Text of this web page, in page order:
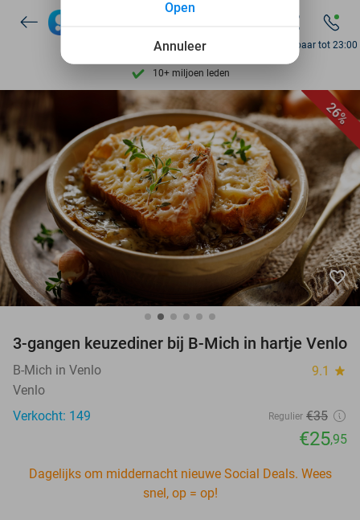
9,4 op basis van206.453 reviews
Ontdek 15.000+ deals
7 dagen per week beschikbaar
10+ miljoen leden
Bereikbaar tot 23:00
26%
favorite_border
3-gangen keuzediner bij B-Mich in hartje Venlo
B-Mich in Venlo 9.1 star
Venlo
Verkocht: 149
Regulier €35
€25,95
Dagelijks om middernacht nieuwe Social Deals. Wees
snel, op = op!
Annuleer
Open